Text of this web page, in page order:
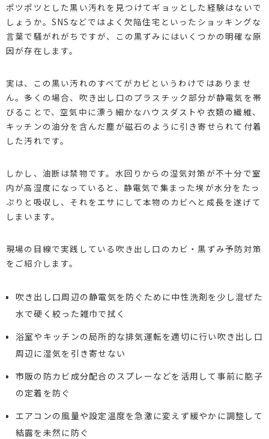
ポツポツとした黒い汚れを見つけてギョッとした経験はないで
しょうか。SNSなどではよく欠陥住宅といったショッキングな
言葉で騒がれがちですが、この黒ずみにはいくつかの明確な原
因が存在します。
実は、この黒い汚れのすべてがカビというわけではありませ
ん。多くの場合、吹き出し口のプラスチック部分が静電気を帯
びることで、空気中に漂う細かなハウスダストや衣類の繊維、
キッチンの油分を含んだ塵が磁石のように引き寄せられて付着
した汚れです。
しかし、油断は禁物です。水回りからの湿気対策が不十分で室
内が高湿度になっていると、静電気で集まった埃が水分をたっ
ぷりと吸収し、それをエサにして本物のカビへと成長を遂げて
しまいます。
現場の目線で実践している吹き出し口のカビ・黒ずみ予防対策
をご紹介します。
吹き出し口周辺の静電気を防ぐために中性洗剤を少し混ぜた
水で硬く絞った雑巾で拭く
浴室やキッチンの局所的な排気運転を適切に行い吹き出し口
周辺に湿気を引き寄せない
市販の防カビ成分配合のスプレーなどを活用して事前に胞子
の定着を防ぐ
エアコンの風量や設定温度を急激に変えず緩やかに調整して
結露を未然に防ぐ